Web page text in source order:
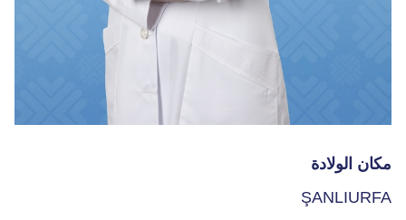
مكان الولادة
ŞANLIURFA